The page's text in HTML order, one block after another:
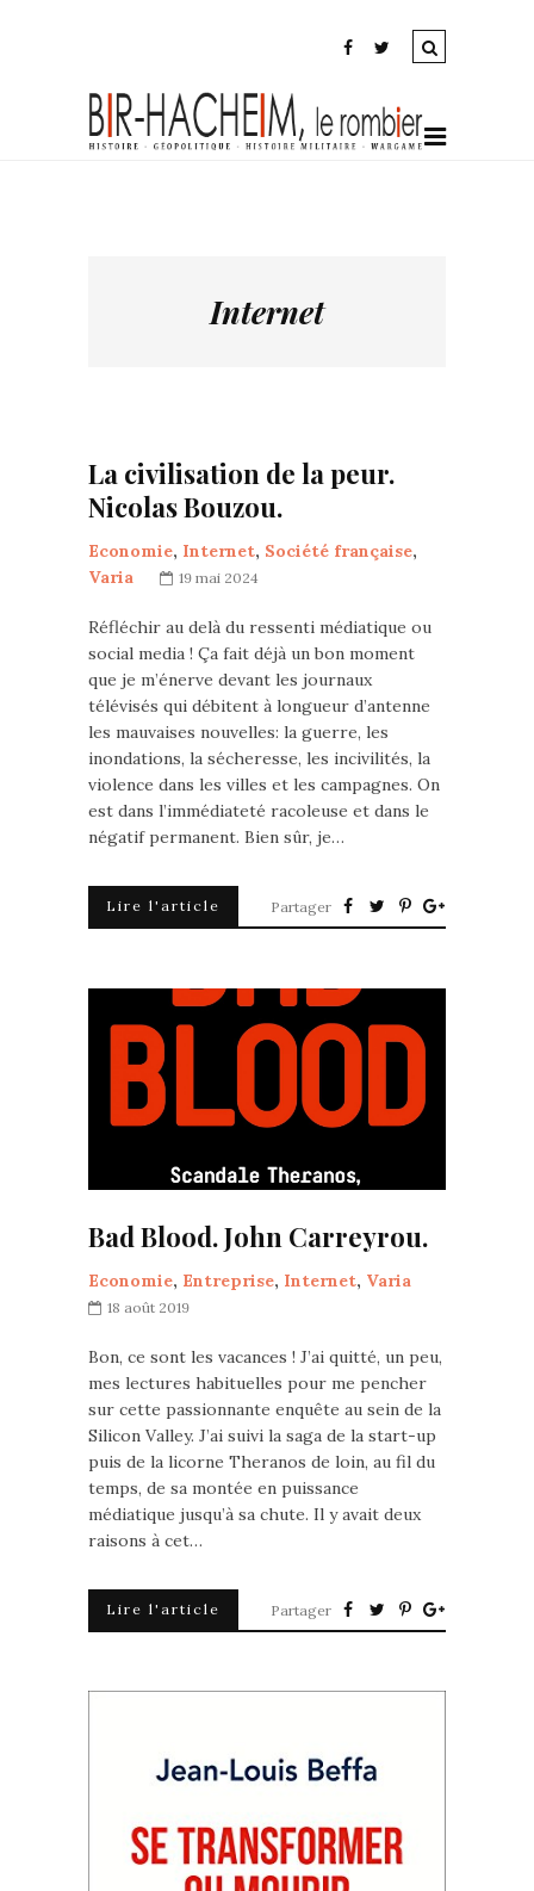
Internet
La civilisation de la peur.
Nicolas Bouzou.
Economie, Internet, Société française,
Varia
19 mai 2024
Réfléchir au delà du ressenti médiatique ou
social media ! Ça fait déjà un bon moment
que je m’énerve devant les journaux
télévisés qui débitent à longueur d’antenne
les mauvaises nouvelles: la guerre, les
inondations, la sécheresse, les incivilités, la
violence dans les villes et les campagnes. On
est dans l’immédiateté racoleuse et dans le
négatif permanent. Bien sûr, je…
Lire l'article Partager
Bad Blood. John Carreyrou.
Economie, Entreprise, Internet, Varia
18 août 2019
Bon, ce sont les vacances ! J’ai quitté, un peu,
mes lectures habituelles pour me pencher
sur cette passionnante enquête au sein de la
Silicon Valley. J’ai suivi la saga de la start-up
puis de la licorne Theranos de loin, au fil du
temps, de sa montée en puissance
médiatique jusqu’à sa chute. Il y avait deux
raisons à cet…
Lire l'article Partager